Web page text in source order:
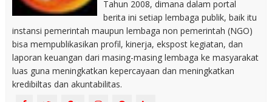
Tahun 2008, dimana dalam portal
berita ini setiap lembaga publik, baik itu
instansi pemerintah maupun lembaga non pemerintah (NGO)
bisa mempublikasikan profil, kinerja, ekspost kegiatan, dan
laporan keuangan dari masing-masing lembaga ke masyarakat
luas guna meningkatkan kepercayaan dan meningkatkan
kredibiltas dan akuntabilitas.